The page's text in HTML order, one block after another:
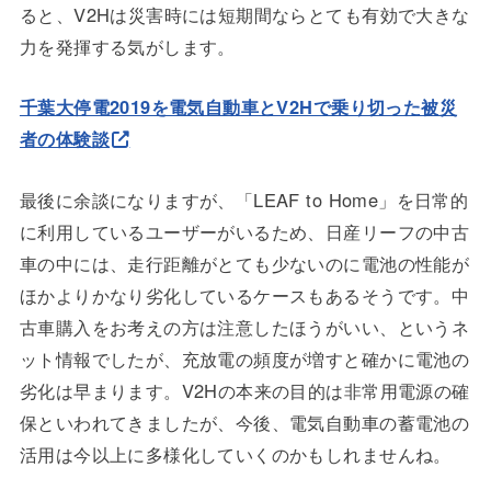
ると、V2Hは災害時には短期間ならとても有効で大きな
力を発揮する気がします。
千葉大停電2019を電気自動車とV2Hで乗り切った被災
者の体験談
最後に余談になりますが、「LEAF to Home」を日常的
に利用しているユーザーがいるため、日産リーフの中古
車の中には、走行距離がとても少ないのに電池の性能が
ほかよりかなり劣化しているケースもあるそうです。中
古車購入をお考えの方は注意したほうがいい、というネ
ット情報でしたが、充放電の頻度が増すと確かに電池の
劣化は早まります。V2Hの本来の目的は非常用電源の確
保といわれてきましたが、今後、電気自動車の蓄電池の
活用は今以上に多様化していくのかもしれませんね。